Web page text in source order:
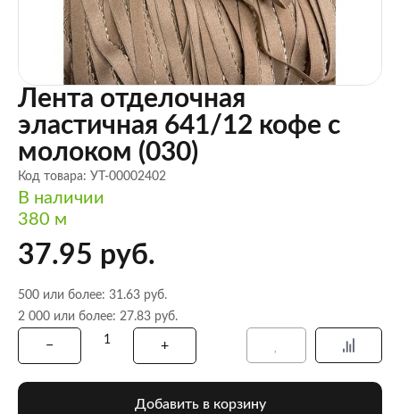
Лента отделочная
эластичная 641/12 кофе с
молоком (030)
Код товара: УТ-00002402
В наличии
380 м
37.95 руб.
500 или более: 31.63 руб.
2 000 или более: 27.83 руб.
Добавить в корзину